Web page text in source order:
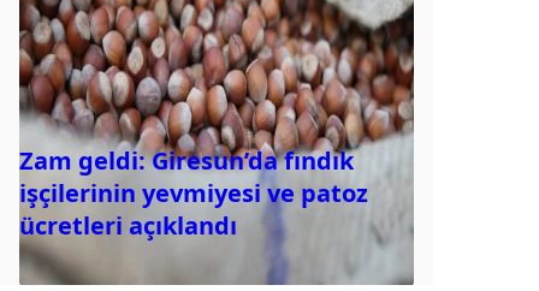
Zam geldi: Giresun’da fındık
işçilerinin yevmiyesi ve patoz
ücretleri açıklandı